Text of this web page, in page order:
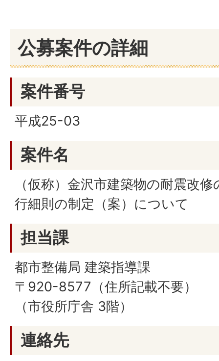
公募案件の詳細
案件番号
平成25-03
案件名
（仮称）金沢市建築物の耐震改
行細則の制定（案）について
担当課
都市整備局 建築指導課
〒920-8577（住所記載不要）
（市役所庁舎 3階）
連絡先